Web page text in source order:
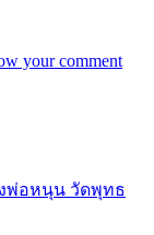
your comment